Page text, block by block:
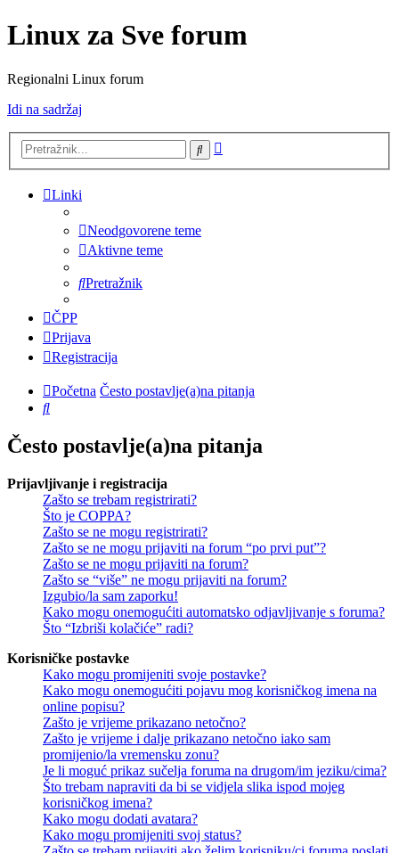
Linux za Sve forum
Regionalni Linux forum
Idi na sadržaj
Pretražnik
Linki
Neodgovorene teme
Aktivne teme
Pretražnik
ČPP
Prijava
Registracija
Početna Često postavlje(a)na pitanja
Pretražnik
Često postavlje(a)na pitanja
Prijavljivanje i registracija
Zašto se trebam registrirati?
Što je COPPA?
Zašto se ne mogu registrirati?
Zašto se ne mogu prijaviti na forum “po prvi put”?
Zašto se ne mogu prijaviti na forum?
Zašto se “više” ne mogu prijaviti na forum?
Izgubio/la sam zaporku!
Kako mogu onemogućiti automatsko odjavljivanje s foruma?
Što “Izbriši kolačiće” radi?
Korisničke postavke
Kako mogu promijeniti svoje postavke?
Kako mogu onemogućiti pojavu mog korisničkog imena na
online popisu?
Zašto je vrijeme prikazano netočno?
Zašto je vrijeme i dalje prikazano netočno iako sam
promijenio/la vremensku zonu?
Je li moguć prikaz sučelja foruma na drugom/im jeziku/cima?
Što trebam napraviti da bi se vidjela slika ispod mojeg
korisničkog imena?
Kako mogu dodati avatara?
Kako mogu promijeniti svoj status?